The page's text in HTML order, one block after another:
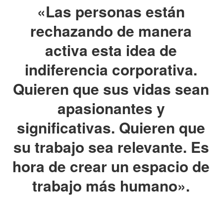
«Las personas están
rechazando de manera
activa esta idea de
indiferencia corporativa.
Quieren que sus vidas sean
apasionantes y
significativas. Quieren que
su trabajo sea relevante. Es
hora de crear un espacio de
trabajo más humano».